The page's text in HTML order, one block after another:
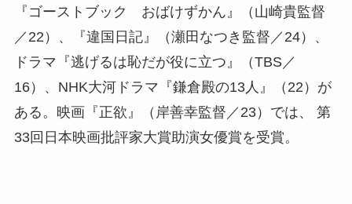
『ゴーストブック おばけずかん』（山崎貴監督
／22）、『違国日記』（瀬田なつき監督／24）、
ドラマ『逃げるは恥だが役に立つ』（TBS／
16）、NHK大河ドラマ『鎌倉殿の13人』（22）が
ある。映画『正欲』（岸善幸監督／23）では、 第
33回日本映画批評家大賞助演女優賞を受賞。